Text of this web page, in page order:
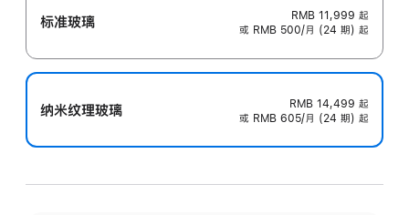
标准玻璃 RMB 11,999 起
或 RMB 500/月 (24 期) 起
纳米纹理玻璃 RMB 14,499 起
或 RMB 605/月 (24 期) 起